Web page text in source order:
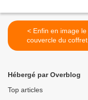
< Enfin en image le
couvercle du coffret
d'Auzon
Hébergé par Overblog
Top articles